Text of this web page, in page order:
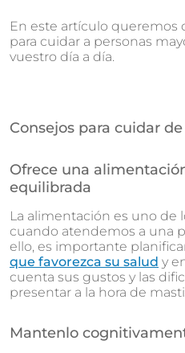
En este artículo queremos
para cuidar a personas
vuestro día a día.
Consejos para cuidar
Ofrece una
equilibrada
La alimentación es uno de
cuando atendemos a una
ello, es importante
que favorezca su salud y
cuenta sus gustos y las
presentar a la hora de
Mantenlo